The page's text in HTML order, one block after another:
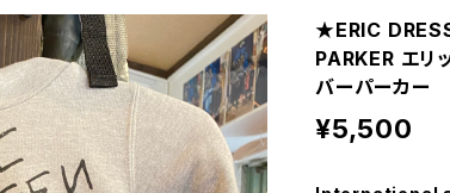
★ERIC
PARKER エ
バーパーカー
¥5,500